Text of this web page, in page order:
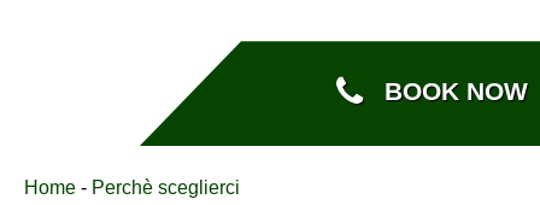
BOOK NOW
Home - Perchè sceglierci